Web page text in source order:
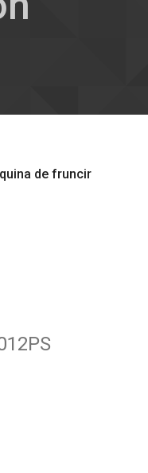
de fruncir